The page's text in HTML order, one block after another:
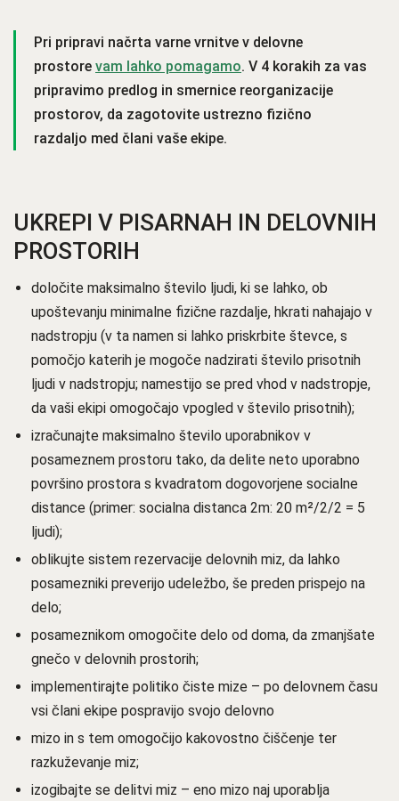
Pri pripravi načrta varne vrnitve v delovne
prostore vam lahko pomagamo. V 4 korakih za vas
pripravimo predlog in smernice reorganizacije
prostorov, da zagotovite ustrezno fizično
razdaljo med člani vaše ekipe.
UKREPI V PISARNAH IN DELOVNIH
PROSTORIH
določite maksimalno število ljudi, ki se lahko, ob
upoštevanju minimalne fizične razdalje, hkrati nahajajo v
nadstropju (v ta namen si lahko priskrbite števce, s
pomočjo katerih je mogoče nadzirati število prisotnih
ljudi v nadstropju; namestijo se pred vhod v nadstropje,
da vaši ekipi omogočajo vpogled v število prisotnih);
izračunajte maksimalno število uporabnikov v
posameznem prostoru tako, da delite neto uporabno
površino prostora s kvadratom dogovorjene socialne
distance (primer: socialna distanca 2m: 20 m²/2/2 = 5
ljudi);
oblikujte sistem rezervacije delovnih miz, da lahko
posamezniki preverijo udeležbo, še preden prispejo na
delo;
posameznikom omogočite delo od doma, da zmanjšate
gnečo v delovnih prostorih;
implementirajte politiko čiste mize – po delovnem času
vsi člani ekipe pospravijo svojo delovno
mizo in s tem omogočijo kakovostno čiščenje ter
razkuževanje miz;
izogibajte se delitvi miz – eno mizo naj uporablja